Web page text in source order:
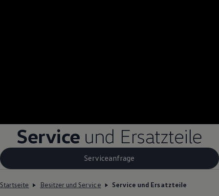
Service und Ersatzteile
Serviceanfrage
Startseite Besitzer und Service Service und Ersatzteile